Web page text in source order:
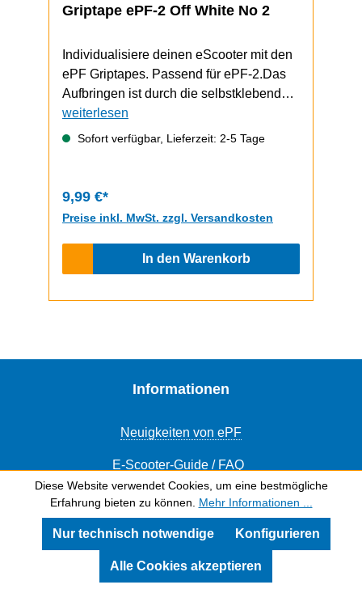
Griptape ePF-2 Off White No 2
Individualisiere deinen eScooter mit den
ePF Griptapes. Passend für ePF-2.Das
Aufbringen ist durch die selbstklebende
Unterseite schnell und einfach
durchzuführen.Video zum Griptape-
weiterlesen
Sofort verfügbar, Lieferzeit: 2-5 Tage
9,99 €*
Preise inkl. MwSt. zzgl. Versandkosten
In den Warenkorb
Informationen
Neuigkeiten von ePF
E-Scooter-Guide / FAQ
Versandkosten & Zahlungsmethoden
Versicherungsvergleich
Wartung des eScooters
Diese Website verwendet Cookies, um eine bestmögliche
Erfahrung bieten zu können. Mehr Informationen ...
Nur technisch notwendige Konfigurieren
Alle Cookies akzeptieren